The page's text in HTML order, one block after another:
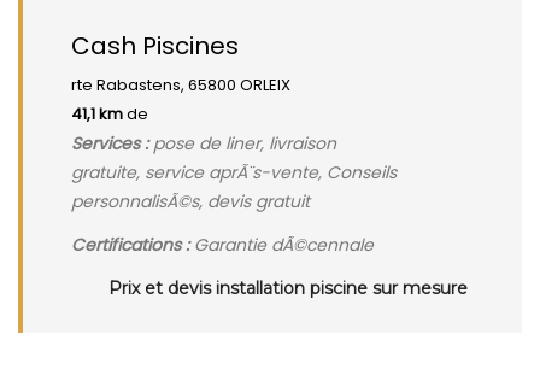
Cash Piscines
rte Rabastens, 65800 ORLEIX
41,1 kmde
Services :pose de liner, livraison
gratuite, service aprÃ¨s-vente, Conseils
personnalisÃ©s, devis gratuit
Certifications :Garantie dÃ©cennale
Prix et devis installation piscine sur mesure